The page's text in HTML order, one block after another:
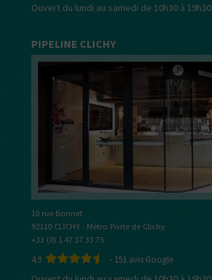
Ouvert du lundi au samedi de 10h30 à 19h30
PIPELINE CLICHY
10 rue Bonnet
92110 CLICHY - Métro Porte de Clichy
+33 (0) 1 47 37 33 75
4.9 - 151 avis Google